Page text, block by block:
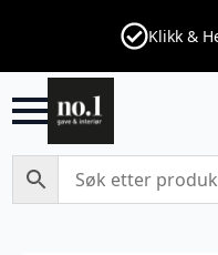
Klikk &